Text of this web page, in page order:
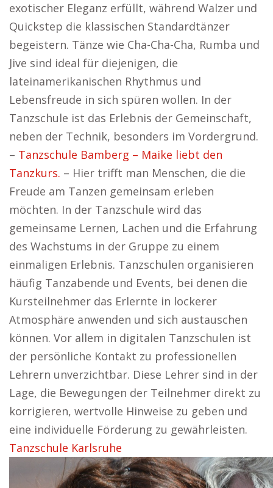
exotischer Eleganz erfüllt, während Walzer und
Quickstep die klassischen Standardtänzer
begeistern. Tänze wie Cha-Cha-Cha, Rumba und
Jive sind ideal für diejenigen, die
lateinamerikanischen Rhythmus und
Lebensfreude in sich spüren wollen. In der
Tanzschule ist das Erlebnis der Gemeinschaft,
neben der Technik, besonders im Vordergrund.
– Tanzschule Bamberg – Maike liebt den
Tanzkurs. – Hier trifft man Menschen, die die
Freude am Tanzen gemeinsam erleben
möchten. In der Tanzschule wird das
gemeinsame Lernen, Lachen und die Erfahrung
des Wachstums in der Gruppe zu einem
einmaligen Erlebnis. Tanzschulen organisieren
häufig Tanzabende und Events, bei denen die
Kursteilnehmer das Erlernte in lockerer
Atmosphäre anwenden und sich austauschen
können. Vor allem in digitalen Tanzschulen ist
der persönliche Kontakt zu professionellen
Lehrern unverzichtbar. Diese Lehrer sind in der
Lage, die Bewegungen der Teilnehmer direkt zu
korrigieren, wertvolle Hinweise zu geben und
eine individuelle Förderung zu gewährleisten.
Tanzschule Karlsruhe